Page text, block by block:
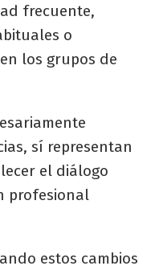
frecuente,
o
los grupos de
sí representan
el diálogo
profesional
estos cambios